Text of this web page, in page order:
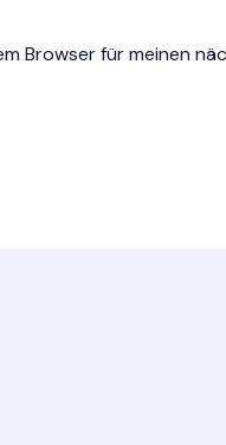
Browser für meinen